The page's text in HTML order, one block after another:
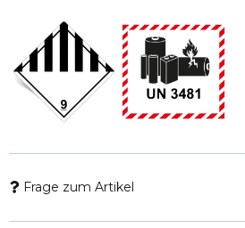
Frage zum Artikel